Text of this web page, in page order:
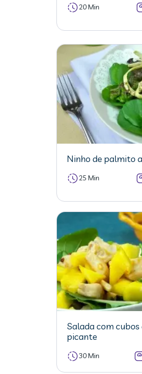
20 Min
Ninho de palmito
25 Min
Salada com
picante
30 Min